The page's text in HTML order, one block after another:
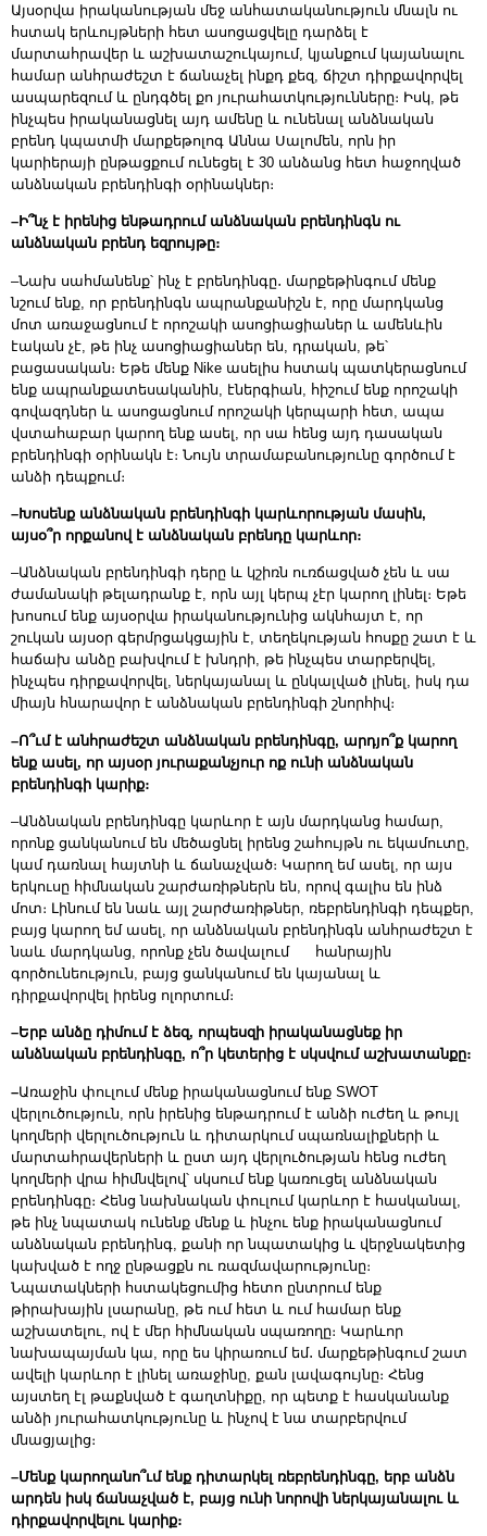
Այսօրվա իրականության մեջ անհատականություն մնալն ու
հստակ երևույթների հետ ասոցացվելը դարձել է
մարտահրավեր և աշխատաշուկայում, կյանքում կայանալու
համար անհրաժեշտ է ճանաչել ինքդ քեզ, ճիշտ դիրքավորվել
ասպարեզում և ընդգծել քո յուրահատկությունները։ Իսկ, թե
ինչպես իրականացնել այդ ամենը և ունենալ անձնական
բրենդ կպատմի մարքեթոլոգ Աննա Սալոմեն, որն իր
կարիերայի ընթացքում ունեցել է 30 անձանց հետ հաջողված
անձնական բրենդինգի օրինակներ։
–Ի՞նչ է իրենից ենթադրում անձնական բրենդինգն ու
անձնական բրենդ եզրույթը։
–Նախ սահմանենք՝ ինչ է բրենդինգը․ մարքեթինգում մենք
նշում ենք, որ բրենդինգն ապրանքանիշն է, որը մարդկանց
մոտ առաջացնում է որոշակի ասոցիացիաներ և ամենևին
էական չէ, թե ինչ ասոցիացիաներ են, դրական, թե՝
բացասական։ Եթե մենք Nike ասելիս հստակ պատկերացնում
ենք ապրանքատեսականին, էներգիան, հիշում ենք որոշակի
գովազդներ և ասոցացնում որոշակի կերպարի հետ, ապա
վստահաբար կարող ենք ասել, որ սա հենց այդ դասական
բրենդինգի օրինակն է։ Նույն տրամաբանությունը գործում է
անձի դեպքում։
–Խոսենք անձնական բրենդինգի կարևորության մասին,
այսօ՞ր որքանով է անձնական բրենդը կարևոր։
–Անձնական բրենդինգի դերը և կշիռն ուռճացված չեն և սա
ժամանակի թելադրանք է, որն այլ կերպ չէր կարող լինել։ Եթե
խոսում ենք այսօրվա իրականությունից ակնհայտ է, որ
շուկան այսօր գերմրցակցային է, տեղեկության հոսքը շատ է և
հաճախ անձը բախվում է խնդրի, թե ինչպես տարբերվել,
ինչպես դիրքավորվել, ներկայանալ և ընկալված լինել, իսկ դա
միայն հնարավոր է անձնական բրենդինգի շնորհիվ։
–Ո՞ւմ է անհրաժեշտ անձնական բրենդինգը, արդյո՞ք կարող
ենք ասել, որ այսօր յուրաքանչյուր ոք ունի անձնական
բրենդինգի կարիք։
–Անձնական բրենդինգը կարևոր է այն մարդկանց համար,
որոնք ցանկանում են մեծացնել իրենց շահույթն ու եկամուտը,
կամ դառնալ հայտնի և ճանաչված։ Կարող եմ ասել, որ այս
երկուսը հիմնական շարժառիթներն են, որով գալիս են ինձ
մոտ։ Լինում են նաև այլ շարժառիթներ, ռեբրենդինգի դեպքեր,
բայց կարող եմ ասել, որ անձնական բրենդինգն անհրաժեշտ է
նաև մարդկանց, որոնք չեն ծավալում հանրային
գործունեություն, բայց ցանկանում են կայանալ և
դիրքավորվել իրենց ոլորտում։
–Երբ անձը դիմում է ձեզ, որպեսզի իրականացնեք իր
անձնական բրենդինգը, ո՞ր կետերից է սկսվում աշխատանքը։
–Առաջին փուլում մենք իրականացնում ենք SWOT
վերլուծություն, որն իրենից ենթադրում է անձի ուժեղ և թույլ
կողմերի վերլուծություն և դիտարկում սպառնալիքների և
մարտահրավերների և ըստ այդ վերլուծության հենց ուժեղ
կողմերի վրա հիմնվելով՝ սկսում ենք կառուցել անձնական
բրենդինգը։ Հենց նախնական փուլում կարևոր է հասկանալ,
թե ինչ նպատակ ունենք մենք և ինչու ենք իրականացնում
անձնական բրենդինգ, քանի որ նպատակից և վերջնակետից
կախված է ողջ ընթացքն ու ռազմավարությունը։
Նպատակների հստակեցումից հետո ընտրում ենք
թիրախային լսարանը, թե ում հետ և ում համար ենք
աշխատելու, ով է մեր հիմնական սպառողը։ Կարևոր
նախապայման կա, որը ես կիրառում եմ․ մարքեթինգում շատ
ավելի կարևոր է լինել առաջինը, քան լավագույնը։ Հենց
այստեղ էլ թաքնված է գաղտնիքը, որ պետք է հասկանանք
անձի յուրահատկությունը և ինչով է նա տարբերվում
մնացյալից։
–Մենք կարողանո՞ւմ ենք դիտարկել ռեբրենդինգը, երբ անձն
արդեն իսկ ճանաչված է, բայց ունի նորովի ներկայանալու և
դիրքավորվելու կարիք։